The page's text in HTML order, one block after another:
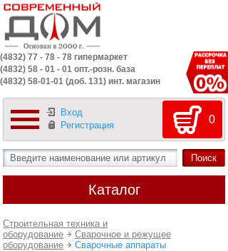
(4832) 77 - 78 - 78 гипермаркет
(4832) 58 - 01 - 01 опт.-розн. база
(4832) 58-01-01 (доб. 131) инт. магазин
Вход
Регистрация
0
Каталог
Строительная техника и
оборудование
Сварочное и режущее
оборудование
Сварочные аппараты